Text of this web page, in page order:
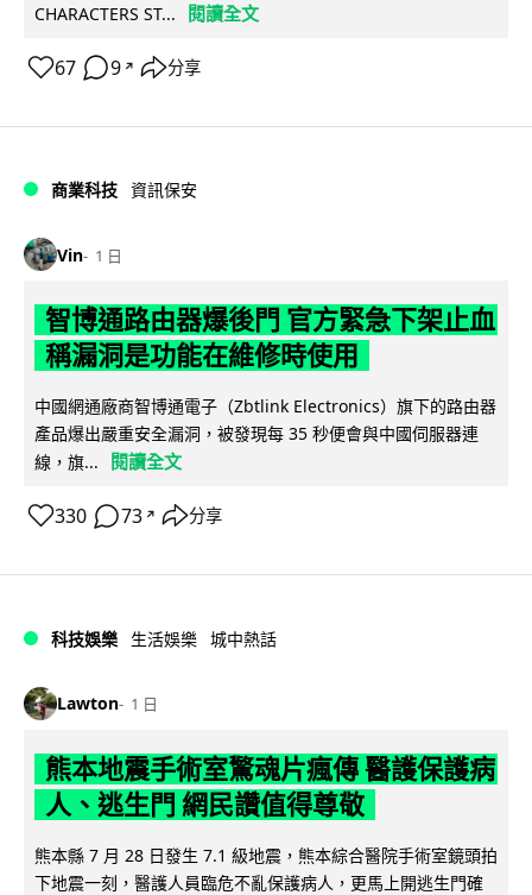
CHARACTERS ST...
閱讀全文
67 9 ↗ 分享
商業科技 資訊保安
Vin 1 日
智博通路由器爆後門 官方緊急下架止血
稱漏洞是功能在維修時使用
中國網通廠商智博通電子（Zbtlink Electronics）旗下的路由器
產品爆出嚴重安全漏洞，被發現每 35 秒便會與中國伺服器連
線，旗...
閱讀全文
330 73 ↗ 分享
科技娛樂 生活娛樂 城中熱話
Lawton 1 日
熊本地震手術室驚魂片瘋傳 醫護保護病
人、逃生門 網民讚值得尊敬
熊本縣 7 月 28 日發生 7.1 級地震，熊本綜合醫院手術室鏡頭拍
下地震一刻，醫護人員臨危不亂保護病人，更馬上開逃生門確